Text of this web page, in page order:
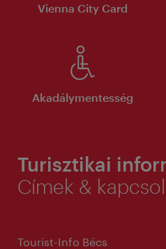
Vienna City Card
Akadálymentesség
Turisztikai
Címek &
Tourist-Info Bécs